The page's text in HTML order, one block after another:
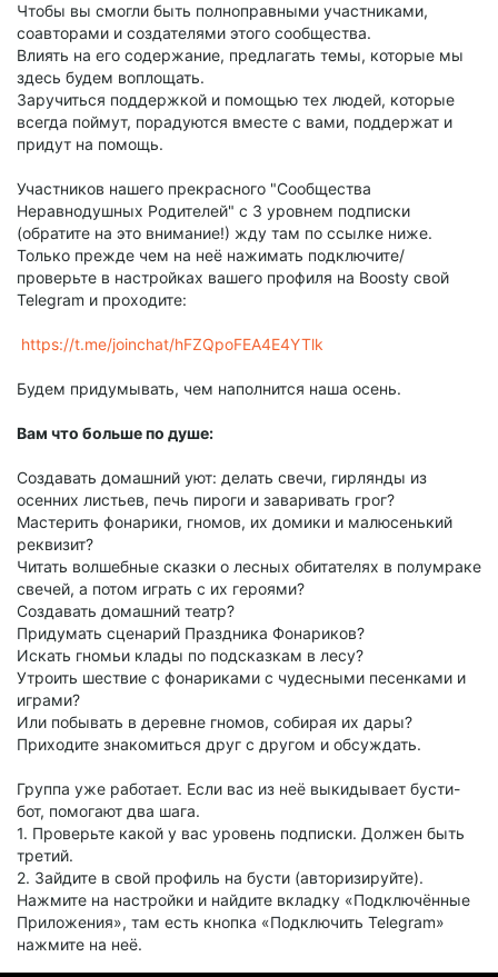
Чтобы вы смогли быть полноправными участниками,
соавторами и создателями этого сообщества.
Влиять на его содержание, предлагать темы, которые мы
здесь будем воплощать.
Заручиться поддержкой и помощью тех людей, которые
всегда поймут, порадуются вместе с вами, поддержат и
придут на помощь.
Участников нашего прекрасного "Сообщества
Неравнодушных Родителей" с 3 уровнем подписки
(обратите на это внимание!) жду там по ссылке ниже.
Только прежде чем на неё нажимать подключите/
проверьте в настройках вашего профиля на Boosty свой
Telegram и проходите:
https://t.me/joinchat/hFZQpoFEA4E4YTlk
Будем придумывать, чем наполнится наша осень.
Вам что больше по душе:
Создавать домашний уют: делать свечи, гирлянды из
осенних листьев, печь пироги и заваривать грог?
Мастерить фонарики, гномов, их домики и малюсенький
реквизит?
Читать волшебные сказки о лесных обитателях в полумраке
свечей, а потом играть с их героями?
Создавать домашний театр?
Придумать сценарий Праздника Фонариков?
Искать гномьи клады по подсказкам в лесу?
Утроить шествие с фонариками с чудесными песенками и
играми?
Или побывать в деревне гномов, собирая их дары?
Приходите знакомиться друг с другом и обсуждать.
Группа уже работает. Если вас из неё выкидывает бусти-
бот, помогают два шага.
1. Проверьте какой у вас уровень подписки. Должен быть
третий.
2. Зайдите в свой профиль на бусти (авторизируйте).
Нажмите на настройки и найдите вкладку «Подключённые
Приложения», там есть кнопка «Подключить Telegram»
нажмите на неё.